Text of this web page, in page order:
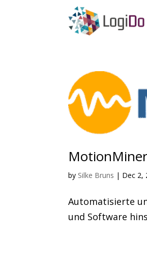
by Silke Bruns | Dec 2,
Automatisierte
und Software